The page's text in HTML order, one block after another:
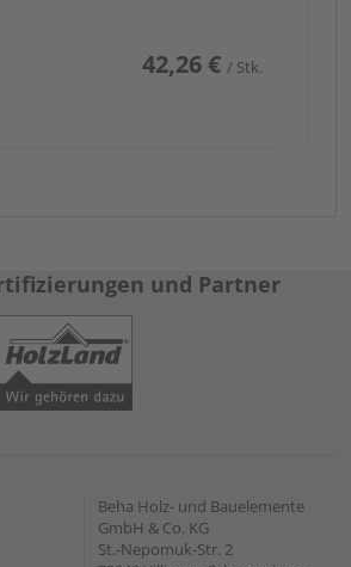
42,26 € / Stk.
und Partner
Beha Holz- und Bauelemente
GmbH & Co. KG
St.-Nepomuk-Str. 2